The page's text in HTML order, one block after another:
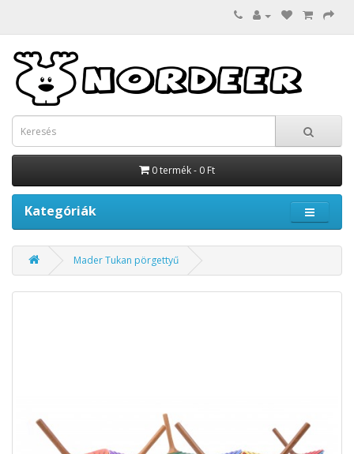
0 termék - 0 Ft
Kategóriák
Mader Tukan pörgettyű